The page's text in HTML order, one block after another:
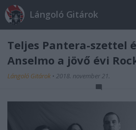
Lángoló Gitárok
Teljes Pantera-szettel
Anselmo a jövő évi
Lángoló Gitárok • 2018. november 21.